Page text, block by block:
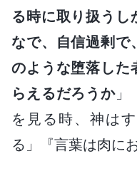
る時に取り扱うし
なで、自信過剰で
のような堕落した
らえるだろうか」
を見る時、神は
る」『言葉は肉に